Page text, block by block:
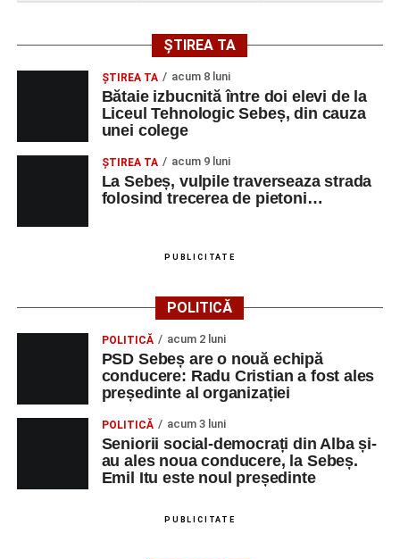
Investiția intră astfel într-o etapă concretă de dezvoltare,
într-un moment în care capacitățile de stocare devin tot
mai importante pentru integrarea energiei regenerabile și
pentru flexibilizarea producției în sistemul energetic.
Adaugă-ne ca sursă preferată
Locuri de muncă în Vințu de Jos, disponibile la 10
august 2026. AJOFM Alba a publicat lista
posturilor vacante
Accident rutier pe DN 67C, la Martinie: două
autoturisme implicate, patru persoane
transportate la spital
Investiție majoră în energie verde la Sebeș:
centrală solară de 67,4 MWp și baterii de 181 MWh
ȘTIREA TA
ŞTIREA TA acum 8 luni
Bătaie izbucnită între doi elevi de la
Liceul Tehnologic Sebeș, din cauza
unei colege
ŞTIREA TA acum 9 luni
La Sebeș, vulpile traverseaza strada
folosind trecerea de pietoni…
PUBLICITATE
POLITICĂ
POLITICĂ acum 2 luni
PSD Sebeș are o nouă echipă
conducere: Radu Cristian a fost ales
președinte al organizației
POLITICĂ acum 3 luni
Seniorii social-democrați din Alba și-
au ales noua conducere, la Sebeș.
Emil Itu este noul președinte
PUBLICITATE